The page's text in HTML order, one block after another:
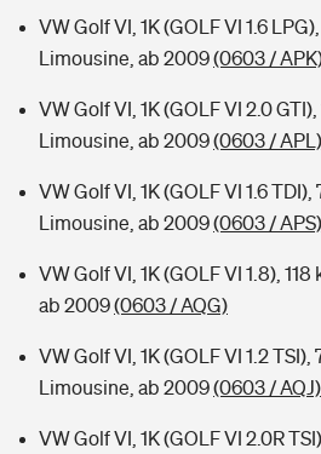
Sie haben Fragen?
VW Golf VI, 1K (GOLF VI 1.6
Limousine, ab 2009(0603 /
VW Golf VI, 1K (GOLF VI 2.0 GTI),
Limousine, ab 2009(0603 / APL)
VW Golf VI, 1K (GOLF VI 1.6 TDI),
Limousine, ab 2009(0603 / APS)
VW Golf VI, 1K (GOLF VI 1.8),
ab 2009(0603 / AQG)
VW Golf VI, 1K (GOLF VI 1.2 TSI),
Limousine, ab 2009(0603 / AQJ)
VW Golf VI, 1K (GOLF VI 2.0R